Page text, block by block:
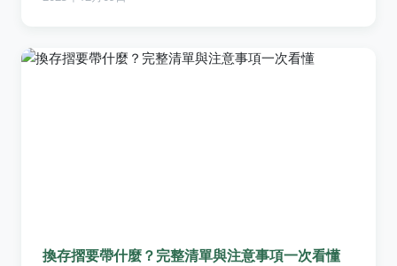
換存摺要帶什麼？完整清單與注意事項一次看懂